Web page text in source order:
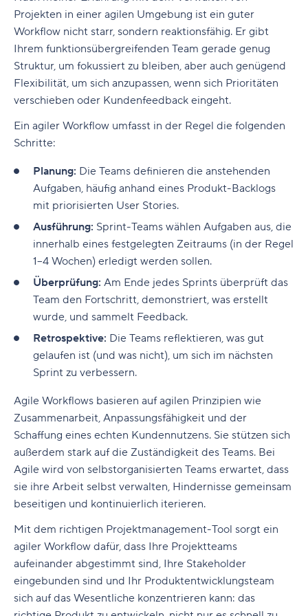
Warum Wrike auch 2026 noch die beste
Workflow-Software ist
Dateien
Vorteile eines kreativen Workflows
Beispiele für kreative Workflows in Aktion
1. Kampagnenproduktions-Workflow für eine
2. Interner Marken-Team-Workflow für
3. Redaktioneller Workflow für ein
funktionsübergreifendes Content-Marketing-
Team
Beispiele für kreative Workflows in der Praxis
Die besten Tools für kreatives
Projektmanagement
Projekt- und Workflow‑Management
Design und Erstellung von Assets
Videoproduktion und -bearbeitung
Visuelles Feedback und Freigaben
Dateispeicherplatz und Cloud-Zusammenarbeit
Verbessern Sie Ihren kreativen Workflow mit
Wrike
Projekten in einer agilen Umgebung ist ein guter
Workflow nicht starr, sondern reaktionsfähig. Er gibt
Ihrem funktionsübergreifenden Team gerade genug
Struktur, um fokussiert zu bleiben, aber auch genügend
Flexibilität, um sich anzupassen, wenn sich Prioritäten
verschieben oder Kundenfeedback eingeht.
Ein agiler Workflow umfasst in der Regel die folgenden
Schritte:
Planung: Die Teams definieren die anstehenden
Aufgaben, häufig anhand eines Produkt-Backlogs
mit priorisierten User Stories.
Ausführung: Sprint-Teams wählen Aufgaben aus, die
innerhalb eines festgelegten Zeitraums (in der Regel
1–4 Wochen) erledigt werden sollen.
Überprüfung: Am Ende jedes Sprints überprüft das
Team den Fortschritt, demonstriert, was erstellt
wurde, und sammelt Feedback.
Retrospektive: Die Teams reflektieren, was gut
gelaufen ist (und was nicht), um sich im nächsten
Sprint zu verbessern.
Agile Workflows basieren auf agilen Prinzipien wie
Zusammenarbeit, Anpassungsfähigkeit und der
Schaffung eines echten Kundennutzens. Sie stützen sich
außerdem stark auf die Zuständigkeit des Teams. Bei
Agile wird von selbstorganisierten Teams erwartet, dass
sie ihre Arbeit selbst verwalten, Hindernisse gemeinsam
beseitigen und kontinuierlich iterieren.
Mit dem richtigen Projektmanagement-Tool sorgt ein
agiler Workflow dafür, dass Ihre Projektteams
aufeinander abgestimmt sind, Ihre Stakeholder
eingebunden sind und Ihr Produktentwicklungsteam
sich auf das Wesentliche konzentrieren kann: das